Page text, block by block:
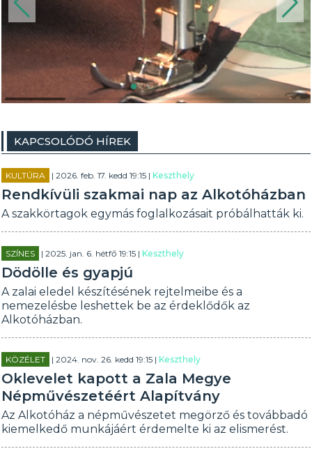
KAPCSOLÓDÓ HÍREK
KULTÚRA | 2026. feb. 17. kedd 19:15 |Keszthely
Rendkívüli szakmai nap az Alkotóházban
A szakkörtagok egymás foglalkozásait próbálhatták ki.
SZÍNES | 2025. jan. 6. hétfő 19:15 |Keszthely
Dödölle és gyapjú
A zalai eledel készítésének rejtelmeibe és a
nemezelésbe leshettek be az érdeklődők az
Alkotóházban.
KÖZÉLET | 2024. nov. 26. kedd 19:15 |Keszthely
Oklevelet kapott a Zala Megye
Népművészetéért Alapítvány
Az Alkotóház a népművészetet megörző és továbbadó
kiemelkedő munkájáért érdemelte ki az elismerést.